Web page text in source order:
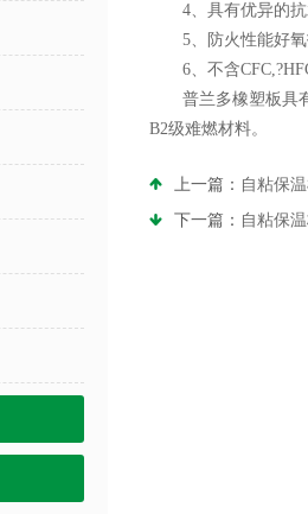
4、具有优异的抗水
5、防火性能好氧
6、不含
普兰多橡塑板具有
B2级难燃材料。
上一篇： 自粘保
下一篇： 自粘保